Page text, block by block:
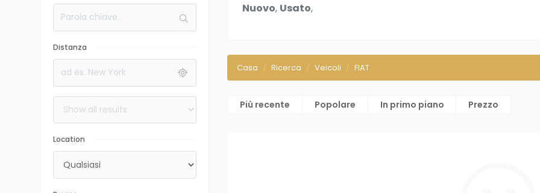
Distanza
Location
Nuovo, Usato,
Casa Ricerca Veicoli FIAT
Più recente Popolare In primo piano Prezzo